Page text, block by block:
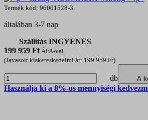
Termék kód: 96001528-3
általában 3-7 nap
Szállítás INGYENES
199 959 Ft ÁFA-val
(Javasolt kiskereskedelmi ár: 199 959 Ft)
db A
Használja ki a 8%-os mennyiségi